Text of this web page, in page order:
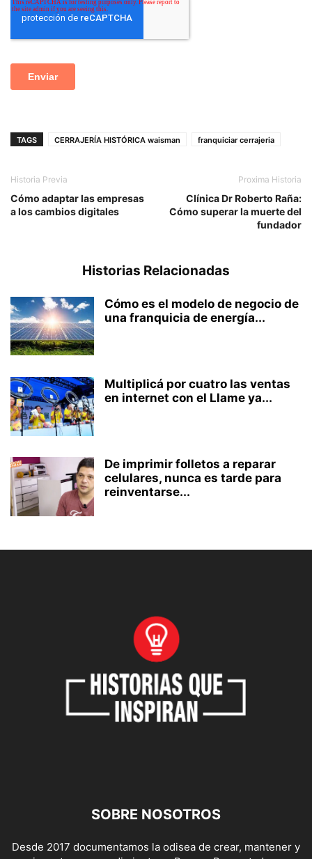
TAGS CERRAJERÍA HISTÓRICA waisman franquiciar cerrajeria
Historia Previa
Cómo adaptar las empresas
a los cambios digitales
Proxima Historia
Clínica Dr Roberto Raña:
Cómo superar la muerte del
fundador
Historias Relacionadas
Cómo es el modelo de negocio de
una franquicia de energía...
Multiplicá por cuatro las ventas
en internet con el Llame ya...
De imprimir folletos a reparar
celulares, nunca es tarde para
reinventarse...
SOBRE NOSOTROS
Desde 2017 documentamos la odisea de crear, mantener y